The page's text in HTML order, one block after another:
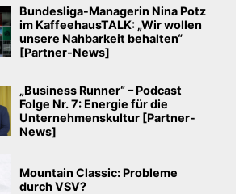
Bundesliga-Managerin Nina Potz
im KaffeehausTALK: „Wir wollen
unsere Nahbarkeit behalten“
[Partner-News]
„Business Runner“ – Podcast
Folge Nr. 7: Energie für die
Unternehmenskultur [Partner-
News]
Mountain Classic: Probleme
durch VSV?